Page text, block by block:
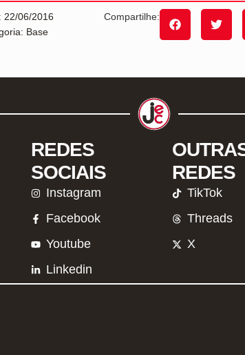
22/06/2016
Base
Compartilhe:
REDES
SOCIAIS
Instagram
Facebook
Youtube
Linkedin
REDES
TikTok
Threads
X